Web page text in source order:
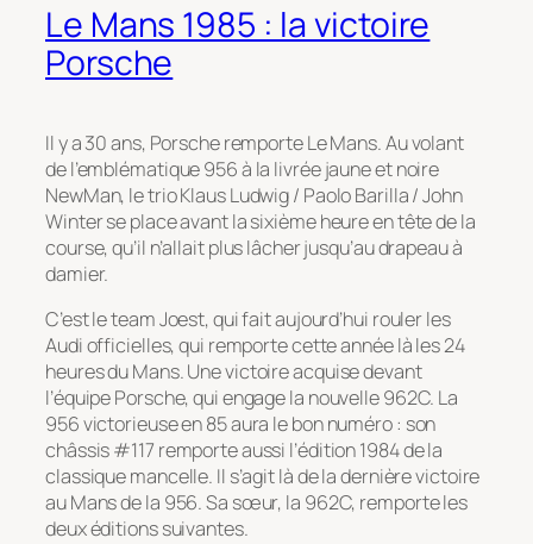
Le Mans 1985 : la victoire
Porsche
Il y a 30 ans, Porsche remporte Le Mans. Au volant
de l’emblématique 956 à la livrée jaune et noire
NewMan, le trio Klaus Ludwig / Paolo Barilla / John
Winter se place avant la sixième heure en tête de la
course, qu’il n’allait plus lâcher jusqu’au drapeau à
damier.
C’est le team Joest, qui fait aujourd’hui rouler les
Audi officielles, qui remporte cette année là les 24
heures du Mans. Une victoire acquise devant
l’équipe Porsche, qui engage la nouvelle 962C. La
956 victorieuse en 85 aura le bon numéro : son
châssis #117 remporte aussi l’édition 1984 de la
classique mancelle. Il s’agit là de la dernière victoire
au Mans de la 956. Sa sœur, la 962C, remporte les
deux éditions suivantes.